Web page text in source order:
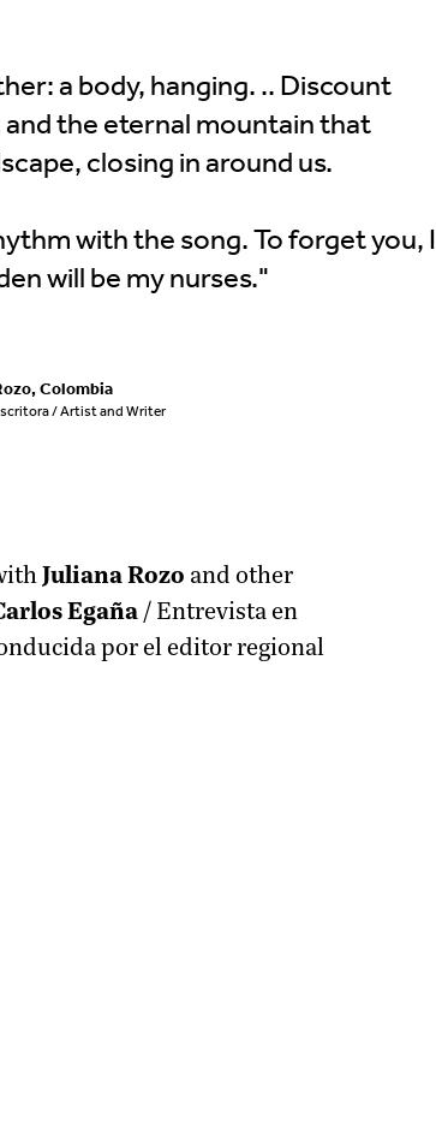
a body, hanging. .. Discount
the eternal mountain that
closing in around us.
with the song. To forget you, I
will be my nurses."
Colombia
/ Artist and Writer
Juliana Rozo and other
Egaña/ Entrevista en
por el editor regional